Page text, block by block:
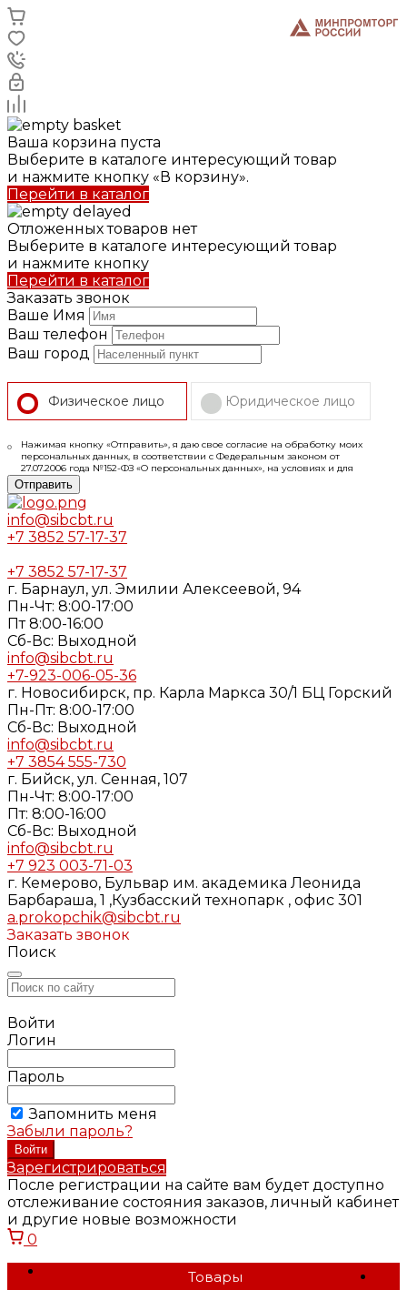
Ваша корзина пуста
Выберите в каталоге интересующий товар
и нажмите кнопку «В корзину».
Перейти в каталог
Отложенных товаров нет
Выберите в каталоге интересующий товар
и нажмите кнопку
Перейти в каталог
Заказать звонок
Ваше Имя
Ваш телефон
Ваш город
Физическое лицо Юридическое лицо
Нажимая кнопку «Отправить», я даю свое согласие на обработку моих
персональных данных, в соответствии с Федеральным законом от
27.07.2006 года №152-ФЗ «О персональных данных», на условиях и для
целей, определенных в
Политике конфиденциальности
Отправить
info@sibcbt.ru
+7 3852 57-17-37
+7 3852 57-17-37
г. Барнаул, ул. Эмилии Алексеевой, 94
Пн-Чт: 8:00-17:00
Пт 8:00-16:00
Cб-Вс: Выходной
info@sibcbt.ru
+7-923-006-05-36
г. Новосибирск, пр. Карла Маркса 30/1 БЦ Горский
Пн-Пт: 8:00-17:00
Cб-Вс: Выходной
info@sibcbt.ru
+7 3854 555-730
г. Бийск, ул. Сенная, 107
Пн-Чт: 8:00-17:00
Пт: 8:00-16:00
Cб-Вс: Выходной
info@sibcbt.ru
+7 923 003-71-03
г. Кемерово, Бульвар им. академика Леонида
Барбараша, 1 ,Кузбасский технопарк , офис 301
a.prokopchik@sibcbt.ru
Заказать звонок
Поиск
Войти
Логин
Пароль
Запомнить меня
Забыли пароль?
Зарегистрироваться
После регистрации на сайте вам будет доступно
отслеживание состояния заказов, личный кабинет
и другие новые возможности
0
Товары